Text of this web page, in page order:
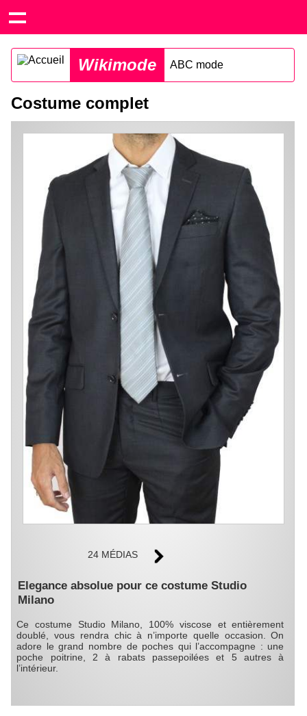
Wikimode ABC mode
Costume complet
24 MÉDIAS
Elegance absolue pour ce costume Studio
Milano
Ce costume Studio Milano, 100% viscose et entièrement
doublé, vous rendra chic à n’importe quelle occasion. On
adore le grand nombre de poches qui l’accompagne : une
poche poitrine, 2 à rabats passepoilées et 5 autres à
l’intérieur.